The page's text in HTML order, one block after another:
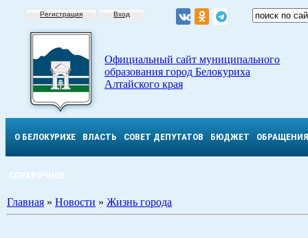
Регистрация Вход
Официальный сайт муниципального
образования город Белокуриха
Алтайского края
О БЕЛОКУРИХЕ ВЛАСТЬ СОВЕТ ДЕПУТАТОВ БЮДЖЕТ ОБРАЩЕНИЯ
СПРАВОЧНОЕ
Главная » Новости » Жизнь города